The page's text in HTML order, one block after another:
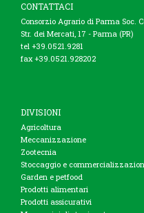
CONTATTACI
Consorzio Agrario di Parma Soc.
Str. dei Mercati, 17 - Parma (PR)
tel +39.0521.9281
fax +39.0521.928202
DIVISIONI
Agricoltura
Meccanizzazione
Zootecnia
Stoccaggio e
Garden e petfood
Prodotti alimentari
Prodotti assicurativi